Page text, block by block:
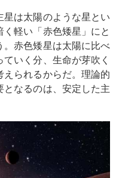
は太陽のような星とい
軽い「赤色矮星」にと
。赤色矮星は太陽に比べ
いく分、生命が芽吹く
られるからだ。理論的
なるのは、安定した主